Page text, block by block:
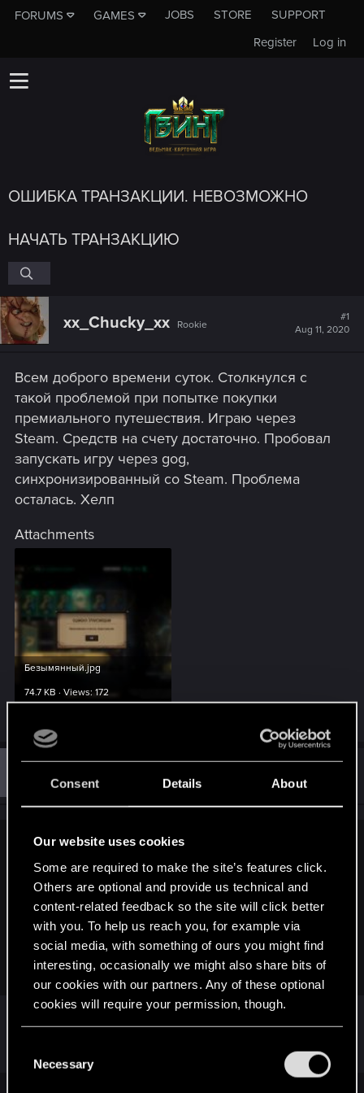
Consent Details About
Our website uses cookies
Some are required to make the site’s features click.
Others are optional and provide us technical and
content-related feedback so the site will click better
with you. To help us reach you, for example via
social media, with something of ours you might find
interesting, occasionally we might also share bits of
our cookies with our partners. Any of these optional
cookies will require your permission, though.
and tweak your preferences regarding them in the
Necessary
FORUMS GAMES JOBS STORE
SUPPORT
Log in
Register
ОШИБКА ТРАНЗАКЦИИ. НЕВОЗМОЖНО
НАЧАТЬ ТРАНЗАКЦИЮ
xx_Chucky_xx Rookie
#1
Aug 11, 2020
Всем доброго времени суток. Столкнулся с
такой проблемой при попытке покупки
премиального путешествия. Играю через
Steam. Средств на счету достаточно. Пробовал
запускать игру через gog,
синхронизированный со Steam. Проблема
осталась. Хелп
Attachments
Безымянный.jpg
74.7 KB · Views: 172
Guest 4320203 Guest
Aug 11, 2020
xx_Chucky_xx said:
Всем доброго времени суток. Столкнулся с такой
проблемой при попытке покупки премиального
путешествия. Играю через Steam. Средств на счету
достаточно. Пробовал запускать игру через gog,
синхронизированный со Steam. Проблема осталась.
Хелп
Падажжи, ты через что покупаешь то?
Попробуйтак